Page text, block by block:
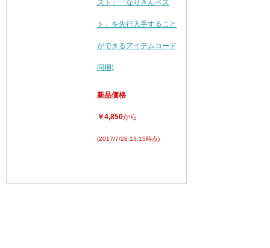
スト」「なりきんベス
ト」を先行入手すること
ができるアイテムコード
同梱)
新品価格
￥4,850から
(2017/7/28 13:15時点)